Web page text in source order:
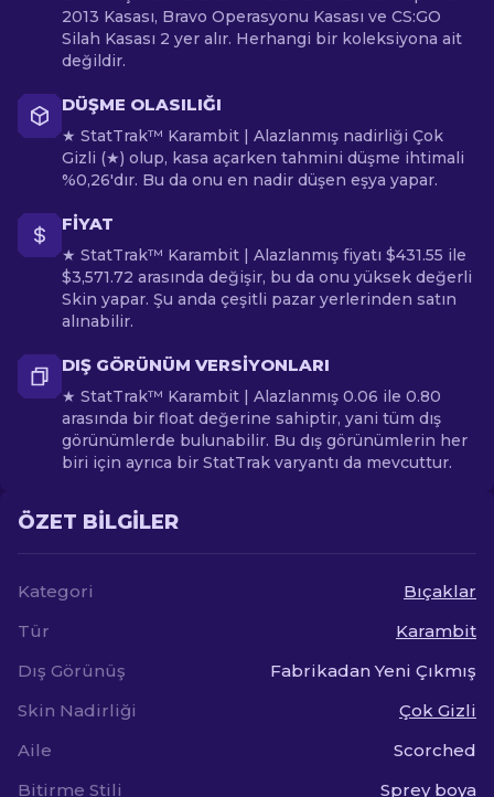
2013 Kasası, Bravo Operasyonu Kasası ve CS:GO
Silah Kasası 2 yer alır. Herhangi bir koleksiyona ait
değildir.
DÜŞME OLASILIĞI
★ StatTrak™ Karambit | Alazlanmış nadirliği Çok
Gizli (★) olup, kasa açarken tahmini düşme ihtimali
%0,26'dır. Bu da onu en nadir düşen eşya yapar.
FIYAT
★ StatTrak™ Karambit | Alazlanmış fiyatı $431.55 ile
$3,571.72 arasında değişir, bu da onu yüksek değerli
Skin yapar. Şu anda çeşitli pazar yerlerinden satın
alınabilir.
DIŞ GÖRÜNÜM VERSIYONLARI
★ StatTrak™ Karambit | Alazlanmış 0.06 ile 0.80
arasında bir float değerine sahiptir, yani tüm dış
görünümlerde bulunabilir. Bu dış görünümlerin her
biri için ayrıca bir StatTrak varyantı da mevcuttur.
ÖZET BILGILER
Kategori
Bıçaklar
Tür
Karambit
Dış Görünüş
Fabrikadan Yeni Çıkmış
Skin Nadirliği
Çok Gizli
Aile
Scorched
Bitirme Stili
Sprey boya